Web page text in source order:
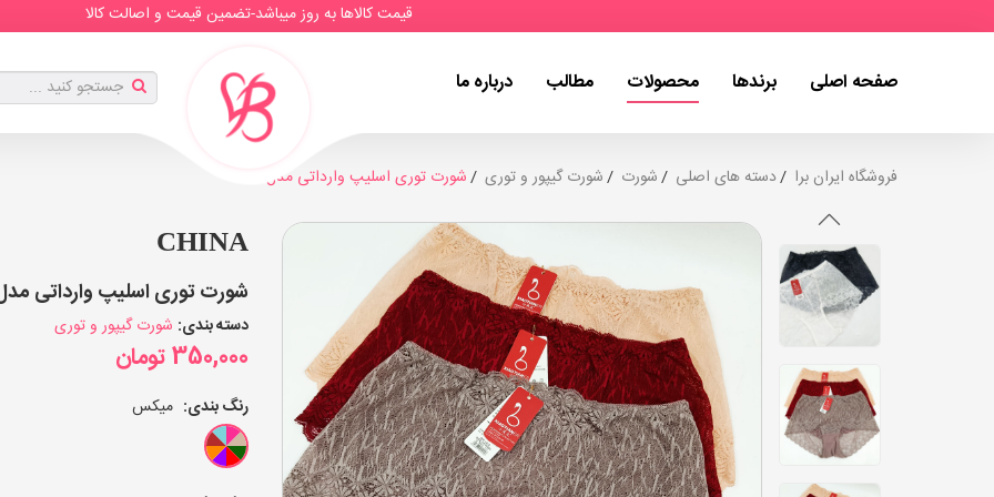
قیمت کالاها به روز میباشد-تضمین قیمت و اصالت کالا
صفحه اصلی برندها محصولات مطالب درباره ما
فروشگاه ایران برا دسته های اصلی شورت شورت گیپور و توری شورت توری اسلیپ وارداتی مدل 1215
CHINA
شورت توری اسلیپ وارداتی مدل 1215 (بسته 12
دسته بندی: شورت گیپور و توری
350,000تومان
رنگ بندی: میکس